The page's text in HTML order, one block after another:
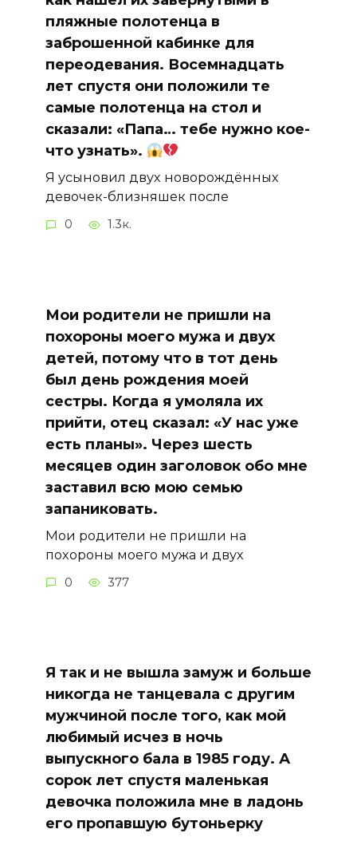
пляжные полотенца в
заброшенной кабинке для
переодевания. Восемнадцать
лет спустя они положили те
самые полотенца на стол и
сказали: «Папа… тебе нужно кое-
что узнать».
Я усыновил двух новорождённых
девочек-близняшек после
0 1.3к.
Мои родители не пришли на
похороны моего мужа и двух
детей, потому что в тот день
был день рождения моей
сестры. Когда я умоляла их
прийти, отец сказал: «У нас уже
есть планы». Через шесть
месяцев один заголовок обо мне
заставил всю мою семью
запаниковать.
Мои родители не пришли на
похороны моего мужа и двух
0 377
Я так и не вышла замуж и больше
никогда не танцевала с другим
мужчиной после того, как мой
любимый исчез в ночь
выпускного бала в 1985 году. А
сорок лет спустя маленькая
девочка положила мне в ладонь
его пропавшую бутоньерку